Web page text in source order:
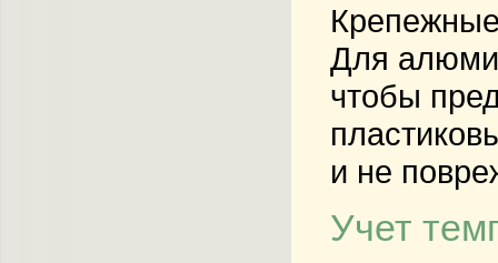
Для
чтобы
и не
Учет